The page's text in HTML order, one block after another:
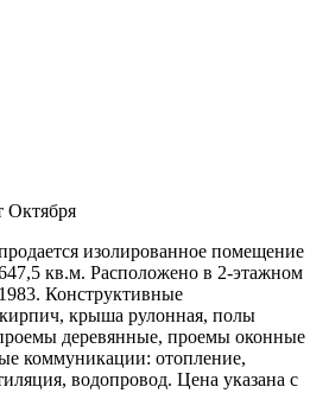
Октября
изолированное помещение
кв.м. Расположено в 2-этажном
Конструктивные
крыша рулонная, полы
деревянные, проемы оконные
коммуникации: отопление,
водопровод. Цена указана с